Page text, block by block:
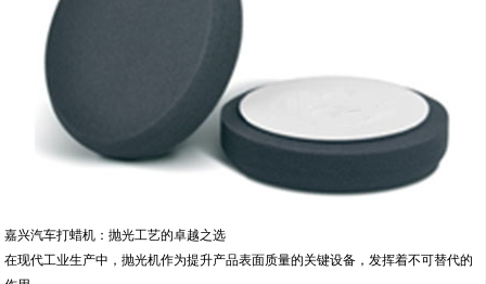
嘉兴汽车打蜡机：抛光工艺的卓越之选
在现代工业生产中，抛光机作为提升产品表面质量的关键设备，发挥着不可替代的